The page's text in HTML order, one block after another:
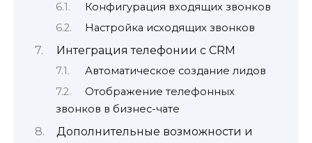
Конфигурация входящих звонков
Настройка исходящих звонков
Интеграция телефонии с CRM
Автоматическое создание лидов
Отображение телефонных
звонков в бизнес-чате
Дополнительные возможности и